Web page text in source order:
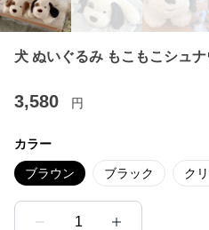
犬 ぬいぐるみ もこもこシュ
3,580 円
カラー
ブラウン ブラック ク
1